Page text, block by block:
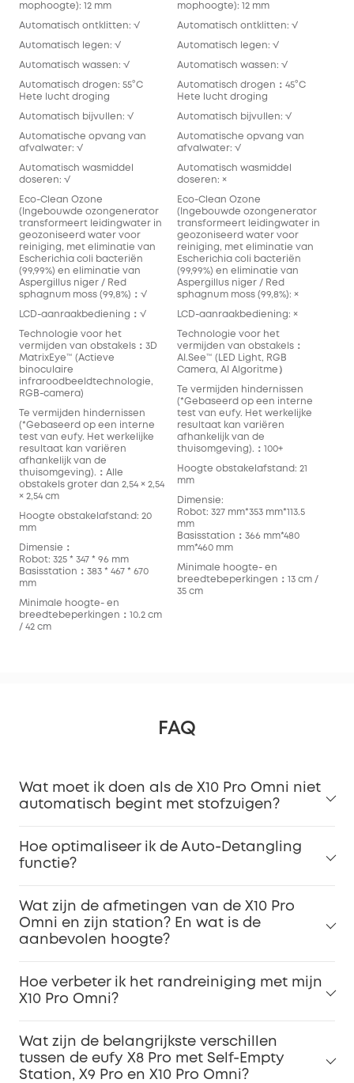
mophoogte): 12 mm
Automatisch ontklitten: √
Automatisch legen: √
Automatisch wassen: √
Automatisch drogen: 55°C
Hete lucht droging
Automatisch bijvullen: √
Automatische opvang van
afvalwater: √
Automatisch wasmiddel
doseren: √
Eco-Clean Ozone
(Ingebouwde ozongenerator
transformeert leidingwater in
geozoniseerd water voor
reiniging, met eliminatie van
Escherichia coli bacteriën
(99,99%) en eliminatie van
Aspergillus niger / Red
sphagnum moss (99,8%)：√
LCD-aanraakbediening：√
Technologie voor het
vermijden van obstakels：3D
MatrixEye™️ (Actieve
binoculaire
infraroodbeeldtechnologie,
RGB-camera)
Te vermijden hindernissen
(*Gebaseerd op een interne
test van eufy. Het werkelijke
resultaat kan variëren
afhankelijk van de
thuisomgeving).：Alle
obstakels groter dan 2,54 × 2,54
× 2,54 cm
Hoogte obstakelafstand: 20
mm
Dimensie：
Robot: 325 * 347 * 96 mm
Basisstation：383 * 467 * 670
mm
Minimale hoogte- en
breedtebeperkingen：10.2 cm
/ 42 cm
mophoogte): 12 mm
Automatisch ontklitten: √
Automatisch legen: √
Automatisch wassen: √
Automatisch drogen：45°C
Hete lucht droging
Automatisch bijvullen: √
Automatische opvang van
afvalwater: √
Automatisch wasmiddel
doseren: ×
Eco-Clean Ozone
(Ingebouwde ozongenerator
transformeert leidingwater in
geozoniseerd water voor
reiniging, met eliminatie van
Escherichia coli bacteriën
(99,99%) en eliminatie van
Aspergillus niger / Red
sphagnum moss (99,8%): ×
LCD-aanraakbediening: ×
Technologie voor het
vermijden van obstakels：
AI.See™️ (LED Light, RGB
Camera, AI Algoritme）
Te vermijden hindernissen
(*Gebaseerd op een interne
test van eufy. Het werkelijke
resultaat kan variëren
afhankelijk van de
thuisomgeving).：100+
Hoogte obstakelafstand: 21
mm
Dimensie:
Robot: 327 mm*353 mm*113.5
mm
Basisstation：366 mm*480
mm*460 mm
Minimale hoogte- en
breedtebeperkingen：13 cm /
35 cm
FAQ
Wat moet ik doen als de X10 Pro Omni niet
automatisch begint met stofzuigen?
Hoe optimaliseer ik de Auto-Detangling
functie?
Wat zijn de afmetingen van de X10 Pro
Omni en zijn station? En wat is de
aanbevolen hoogte?
Hoe verbeter ik het randreiniging met mijn
X10 Pro Omni?
Wat zijn de belangrijkste verschillen
tussen de eufy X8 Pro met Self-Empty
Station, X9 Pro en X10 Pro Omni?